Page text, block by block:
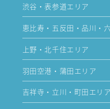
渋谷・表参道エリア
恵比寿・五反田・品川・
上野・北千住エリア
羽田空港・蒲田エリア
吉祥寺・立川・町田エリア